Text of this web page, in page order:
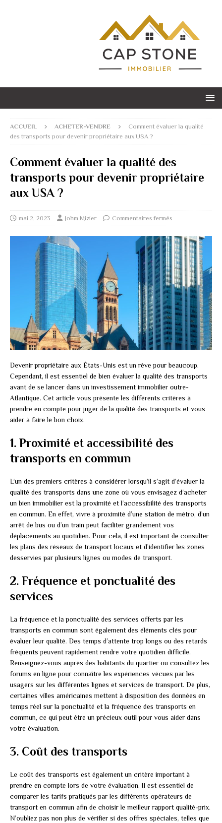
ACCUEIL ACHETER-VENDRE
Comment évaluer la qualité
des transports pour devenir propriétaire aux USA ?
Comment évaluer la qualité des
transports pour devenir propriétaire
aux USA ?
mai 2, 2023 Johm Mizier Commentaires fermés
Devenir propriétaire aux États-Unis est un rêve pour beaucoup.
Cependant, il est essentiel de bien évaluer la qualité des transports
avant de se lancer dans un investissement immobilier outre-
Atlantique. Cet article vous présente les différents critères à
prendre en compte pour juger de la qualité des transports et vous
aider à faire le bon choix.
1. Proximité et accessibilité des
transports en commun
L’un des premiers critères à considérer lorsqu’il s’agit d’évaluer la
qualité des transports dans une zone où vous envisagez d’acheter
un bien immobilier est la proximité et l’accessibilité des transports
en commun. En effet, vivre à proximité d’une station de métro, d’un
arrêt de bus ou d’un train peut faciliter grandement vos
déplacements au quotidien. Pour cela, il est important de consulter
les plans des réseaux de transport locaux et d’identifier les zones
desservies par plusieurs lignes ou modes de transport.
2. Fréquence et ponctualité des
services
La fréquence et la ponctualité des services offerts par les
transports en commun sont également des éléments clés pour
évaluer leur qualité. Des temps d’attente trop longs ou des retards
fréquents peuvent rapidement rendre votre quotidien difficile.
Renseignez-vous auprès des habitants du quartier ou consultez les
forums en ligne pour connaître les expériences vécues par les
usagers sur les différentes lignes et services de transport. De plus,
certaines villes américaines mettent à disposition des données en
temps réel sur la ponctualité et la fréquence des transports en
commun, ce qui peut être un précieux outil pour vous aider dans
votre évaluation.
3. Coût des transports
Le coût des transports est également un critère important à
prendre en compte lors de votre évaluation. Il est essentiel de
comparer les tarifs pratiqués par les différents opérateurs de
transport en commun afin de choisir le meilleur rapport qualité-prix.
N’oubliez pas non plus de vérifier si des offres spéciales, telles que